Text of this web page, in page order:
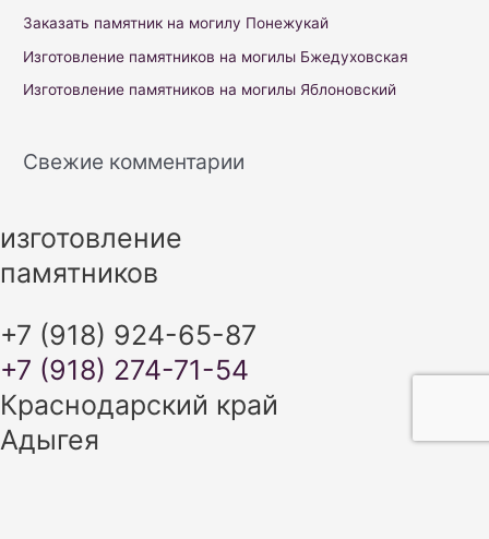
o
Заказать памятник на могилу Понежукай
Изготовление памятников на могилы Бжедуховская
Изготовление памятников на могилы Яблоновский
Свежие комментарии
изготовление
памятников
+7 (918) 924-65-87
+7 (918) 274-71-54
Краснодарский край
Адыгея